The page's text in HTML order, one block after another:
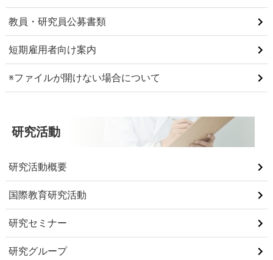
教員・研究員公募書類
短期雇用者向け案内
※ファイルが開けない場合について
研究活動
研究活動概要
国際教育研究活動
研究セミナー
研究グループ